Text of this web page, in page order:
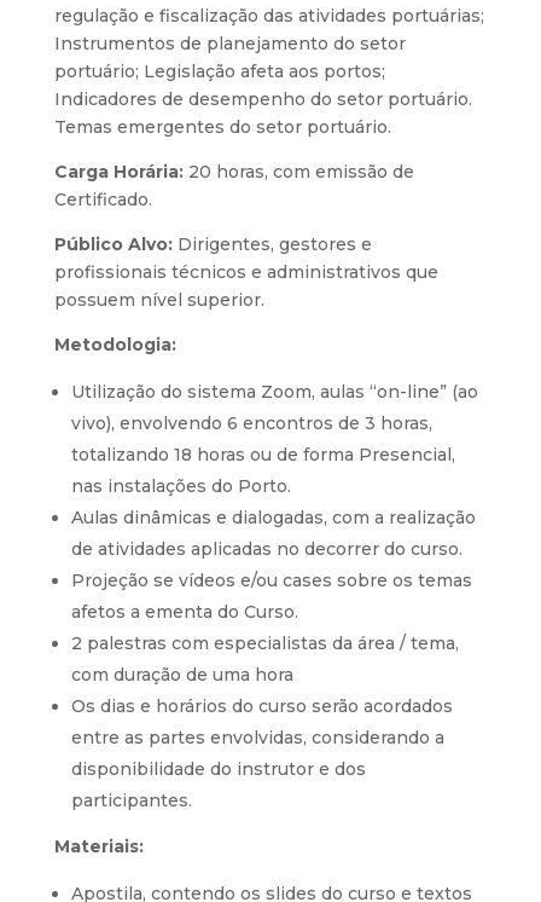
regulação e fiscalização das atividades portuárias;
Instrumentos de planejamento do setor
portuário; Legislação afeta aos portos;
Indicadores de desempenho do setor portuário.
Temas emergentes do setor portuário.
Carga Horária:20 horas, com emissão de
Certificado.
Público Alvo:Dirigentes, gestores e
profissionais técnicos e administrativos que
possuem nível superior.
Metodologia:
Utilização do sistema Zoom, aulas “on-line” (ao
vivo), envolvendo 6 encontros de 3 horas,
totalizando 18 horas ou de forma Presencial,
nas instalações do Porto.
Aulas dinâmicas e dialogadas, com a realização
de atividades aplicadas no decorrer do curso.
Projeção se vídeos e/ou cases sobre os temas
afetos a ementa do Curso.
2 palestras com especialistas da área / tema,
com duração de uma hora
Os dias e horários do curso serão acordados
entre as partes envolvidas, considerando a
disponibilidade do instrutor e dos
participantes.
Materiais:
Apostila, contendo os slides do curso e textos